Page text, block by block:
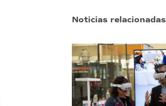
Noticias relacionadas